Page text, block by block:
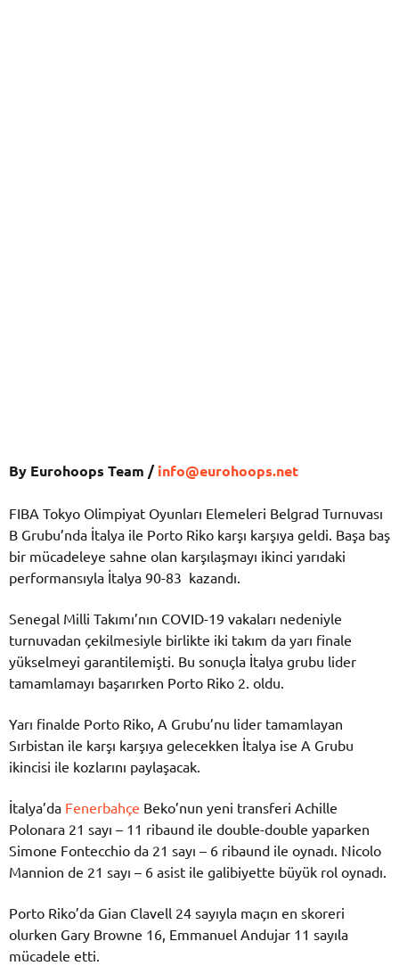
By Eurohoops Team /info@eurohoops.net
FIBA Tokyo Olimpiyat Oyunları Elemeleri Belgrad Turnuvası
B Grubu’nda İtalya ile Porto Riko karşı karşıya geldi. Başa baş
bir mücadeleye sahne olan karşılaşmayı ikinci yarıdaki
performansıyla İtalya 90-83 kazandı.
Senegal Milli Takımı’nın COVID-19 vakaları nedeniyle
turnuvadan çekilmesiyle birlikte iki takım da yarı finale
yükselmeyi garantilemişti. Bu sonuçla İtalya grubu lider
tamamlamayı başarırken Porto Riko 2. oldu.
Yarı finalde Porto Riko, A Grubu’nu lider tamamlayan
Sırbistan ile karşı karşıya gelecekken İtalya ise A Grubu
ikincisi ile kozlarını paylaşacak.
İtalya’da Fenerbahçe Beko’nun yeni transferi Achille
Polonara 21 sayı – 11 ribaund ile double-double yaparken
Simone Fontecchio da 21 sayı – 6 ribaund ile oynadı. Nicolo
Mannion de 21 sayı – 6 asist ile galibiyette büyük rol oynadı.
Porto Riko’da Gian Clavell 24 sayıyla maçın en skoreri
olurken Gary Browne 16, Emmanuel Andujar 11 sayıla
mücadele etti.